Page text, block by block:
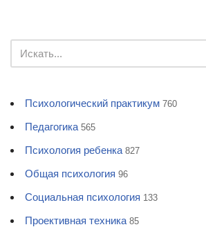
Психологический практикум 760
Педагогика 565
Психология ребенка 827
Общая психология 96
Социальная психология 133
Проективная техника 85